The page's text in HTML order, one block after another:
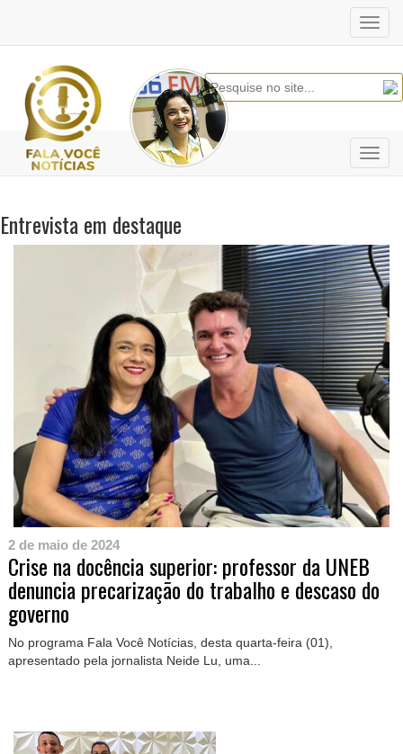
Entrevista em destaque
2 de maio de 2024
Crise na docência superior: professor da UNEB
denuncia precarização do trabalho e descaso do
governo
No programa Fala Você Notícias, desta quarta-feira (01),
apresentado pela jornalista Neide Lu, uma...